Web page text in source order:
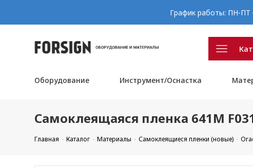
График работы: ПН-ПТ
Оборудование Инструмент/Оснастка
Самоклеящаяся пленка 641M
Главная Каталог Материалы Самоклеящиеся пленки (новые)